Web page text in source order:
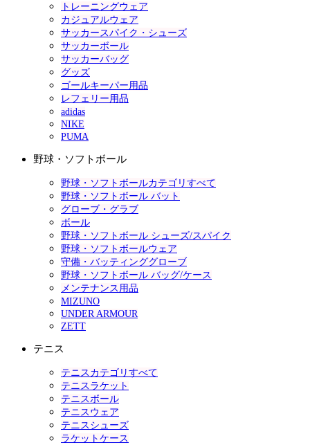
トレーニングウェア
カジュアルウェア
サッカースパイク・シューズ
サッカーボール
サッカーバッグ
グッズ
ゴールキーパー用品
レフェリー用品
adidas
NIKE
PUMA
野球・ソフトボール
野球・ソフトボールカテゴリすべて
野球・ソフトボール バット
グローブ・グラブ
ボール
野球・ソフトボール シューズ/スパイク
野球・ソフトボールウェア
守備・バッティンググローブ
野球・ソフトボール バッグ/ケース
メンテナンス用品
MIZUNO
UNDER ARMOUR
ZETT
テニス
テニスカテゴリすべて
テニスラケット
テニスボール
テニスウェア
テニスシューズ
ラケットケース